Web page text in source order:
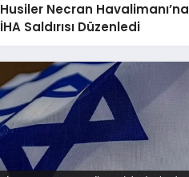
Husiler Necran Havalimanı’na
İHA Saldırısı Düzenledi